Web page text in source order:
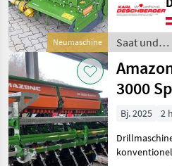
KATEGORIE
WÄHLEN
Landtechnik
58
MARKTPLATZ
Marktplatz Händlerangebote
Neumaschine
Kreiselegge
P500 mit
Seitenschil
Saat und
Pflege /
Amazone
3000
Bj. 2025 2 h